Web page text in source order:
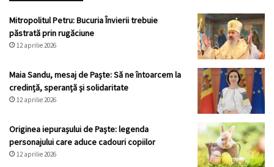
Mitropolitul Petru: Bucuria Învierii trebuie
păstrată prin rugăciune
12 aprilie 2026
Maia Sandu, mesaj de Paște: Să ne întoarcem la
credință, speranță și solidaritate
12 aprilie 2026
Originea iepurașului de Paște: legenda
personajului care aduce cadouri copiilor
12 aprilie 2026